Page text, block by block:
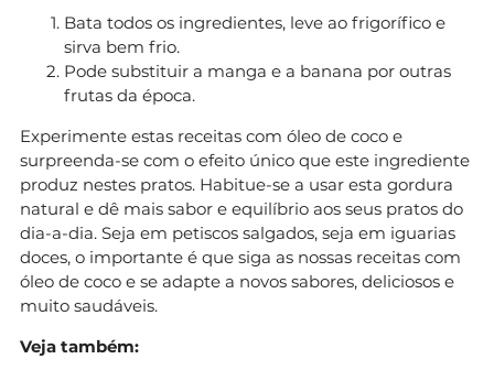
Bata todos os ingredientes, leve ao frigorífico e
sirva bem frio.
Pode substituir a manga e a banana por outras
frutas da época.
Experimente estas receitas com óleo de coco e
surpreenda-se com o efeito único que este ingrediente
produz nestes pratos. Habitue-se a usar esta gordura
natural e dê mais sabor e equilíbrio aos seus pratos do
dia-a-dia. Seja em petiscos salgados, seja em iguarias
doces, o importante é que siga as nossas receitas com
óleo de coco e se adapte a novos sabores, deliciosos e
muito saudáveis.
Veja também: